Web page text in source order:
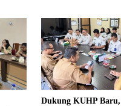
Dukung KUHP Baru,